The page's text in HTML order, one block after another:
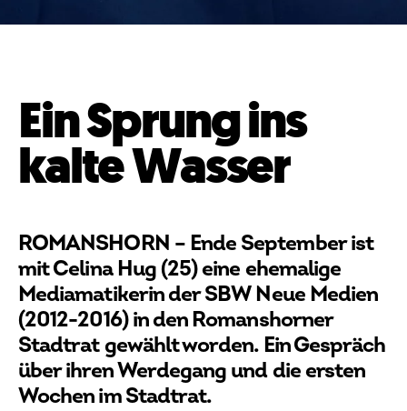
Ein Sprung ins
kalte Wasser
ROMANSHORN – Ende September ist
mit Celina Hug (25) eine ehemalige
Mediama­tikerin der SBW Neue Medien
(2012-2016) in den Romanshorner
Stadtrat gewählt worden. Ein Gespräch
über ihren Werdegang und die ersten
Wochen im Stadtrat.